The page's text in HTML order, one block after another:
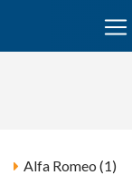
Alfa Romeo (1)